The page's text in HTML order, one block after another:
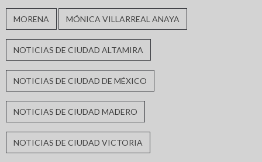
MORENA MÓNICA VILLARREAL ANAYA
NOTICIAS DE CIUDAD ALTAMIRA
NOTICIAS DE CIUDAD DE MÉXICO
NOTICIAS DE CIUDAD MADERO
NOTICIAS DE CIUDAD VICTORIA